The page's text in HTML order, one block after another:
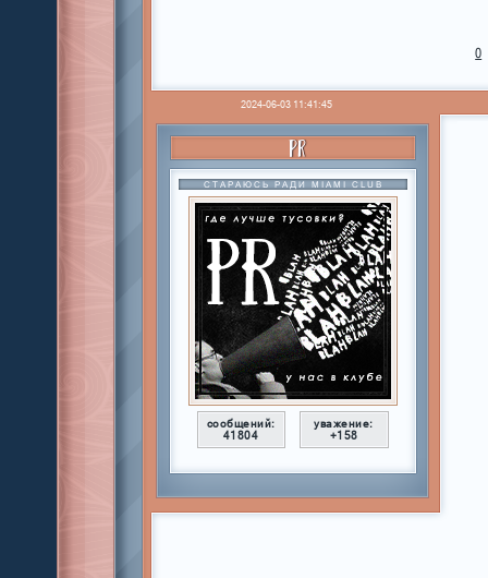
0
2024-06-03 11:41:45
PR
СТАРАЮСЬ РАДИ MIAMI CLUB
сообщений:
41804
уважение:
+158